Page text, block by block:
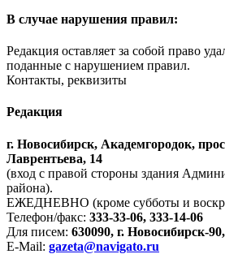
В случае нарушения правил:
Редакция оставляет за собой право
поданные с нарушением правил.
Контакты, реквизиты
Редакция
г. Новосибирск, Академгородок,
Лаврентьева, 14
(вход с правой стороны здания
района).
ЕЖЕДНЕВНО (кроме субботы и
Телефон/факс: 333-33-06, 333-14-06
Для писем: 630090, г. Новосибирск-
E-Mail: gazeta@navigato.ru